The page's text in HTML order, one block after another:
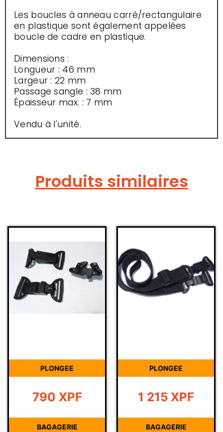
Les boucles à anneau carré/rectangulaire
en plastique sont également appelées
boucle de cadre en plastique.
Dimensions :
Longueur : 46 mm
Largeur : 22 mm
Passage sangle : 38 mm
Épaisseur max. : 7 mm
Vendu à l'unité.
Produits similaires
PLONGEE
790 XPF
BAGAGERIE
PLONGEE
1 215 XPF
BAGAGERIE